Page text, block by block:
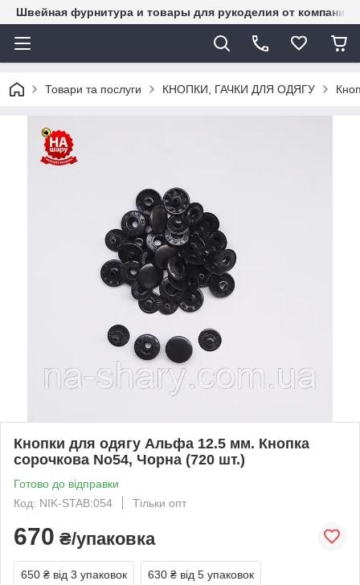
Швейная фурнитура и товары для рукоделия от
Товари та послуги КНОПКИ, ГАЧКИ ДЛЯ ОДЯГУ
Кнопки для одягу Альфа 12.5 мм. Кнопка
сорочкова No54, Чорна (720 шт.)
Готово до відправки
Код: NIK-STAB:054
Тільки опт
670 ₴/упаковка
650 ₴ від 3 упаковок 630 ₴ від 5 упаковок